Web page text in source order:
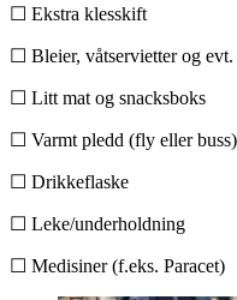
☐ Ekstra klesskift
☐ Bleier, våtservietter og evt.
☐ Litt mat og snacksboks
☐ Varmt pledd (fly eller buss)
☐ Drikkeflaske
☐ Leke/underholdning
☐ Medisiner (f.eks. Paracet)